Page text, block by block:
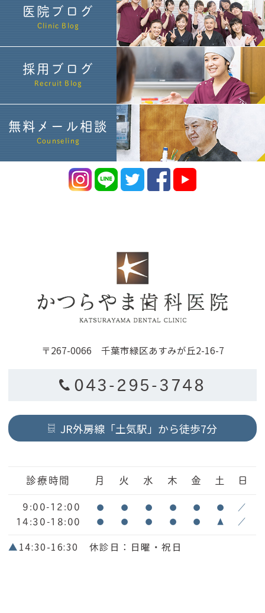
医院ブログ
Clinic Blog
採用ブログ
Recruit Blog
無料メール相談
Counseling
〒267-0066 千葉市緑区あすみが丘2-16-7
043-295-3748
JR外房線「土気駅」から徒歩7分
診療時間 月 火 水 木 金 土 日
9:00-12:00 ● ● ● ● ● ● ／
14:30-18:00 ● ● ● ● ● ▲ ／
▲14:30-16:30 休診日：日曜・祝日